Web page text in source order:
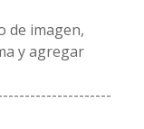
de imagen,
y agregar